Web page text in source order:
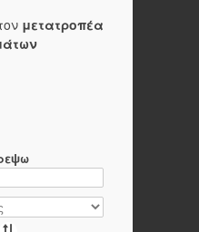
μετατροπέα